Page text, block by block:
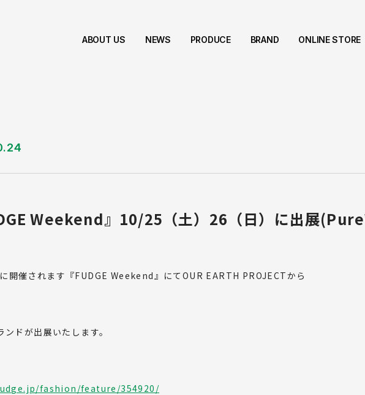
ABOUT US
NEWS
PRODUCE
BRAND
ONLINE STORE
Weekend』10/25（土）26（日）に出展
開催されます『FUDGE Weekend』にてOUR EARTH PROJECTから
ンドが出展いたします。
fashion/feature/354920/